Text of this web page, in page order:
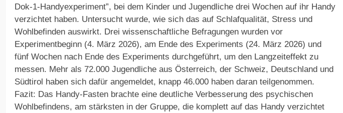
Dok-1-Handyexperiment”, bei dem Kinder und Jugendliche drei Wochen auf ihr Handy
verzichtet haben. Untersucht wurde, wie sich das auf Schlafqualität, Stress und
Wohlbefinden auswirkt. Drei wissenschaftliche Befragungen wurden vor
Experimentbeginn (4. März 2026), am Ende des Experiments (24. März 2026) und
fünf Wochen nach Ende des Experiments durchgeführt, um den Langzeiteffekt zu
messen. Mehr als 72.000 Jugendliche aus Österreich, der Schweiz, Deutschland und
Südtirol haben sich dafür angemeldet, knapp 46.000 haben daran teilgenommen.
Fazit: Das Handy-Fasten brachte eine deutliche Verbesserung des psychischen
Wohlbefindens, am stärksten in der Gruppe, die komplett auf das Handy verzichtet